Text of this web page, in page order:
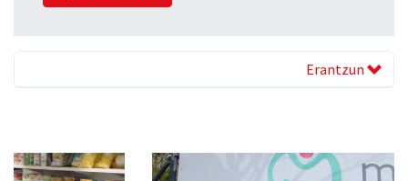
Erantzun